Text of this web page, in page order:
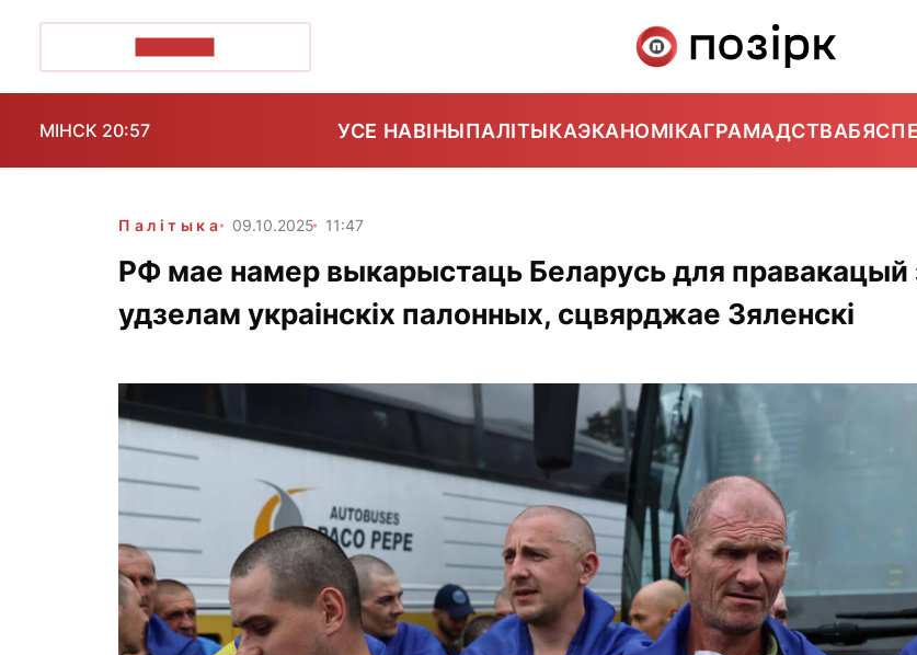
МІНСК 20:57 УСЕ НАВІНЫПАЛІТЫКАЭКАНОМІКАГРАМАДСТВА
Палітыка 09.10.2025 11:47
РФ мае намер выкарыстаць Беларусь для правакацый
удзелам украінскіх палонных, сцвярджае Зяленскі